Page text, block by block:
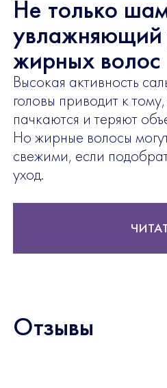
Не только
жирных волос
Высокая активность
головы приводит к
пачкаются и теряют
Но жирные волосы
свежими, если
уход.
Отзывы